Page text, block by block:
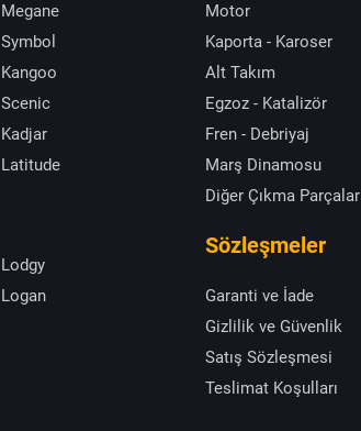
Megane
Symbol
Kangoo
Scenic
Kadjar
Latitude
Lodgy
Logan
Motor
Kaporta - Karoser
Alt Takım
Egzoz - Katalizör
Fren - Debriyaj
Marş Dinamosu
Diğer Çıkma Parçalar
Sözleşmeler
Garanti ve İade
Gizlilik ve Güvenlik
Satış Sözleşmesi
Teslimat Koşulları